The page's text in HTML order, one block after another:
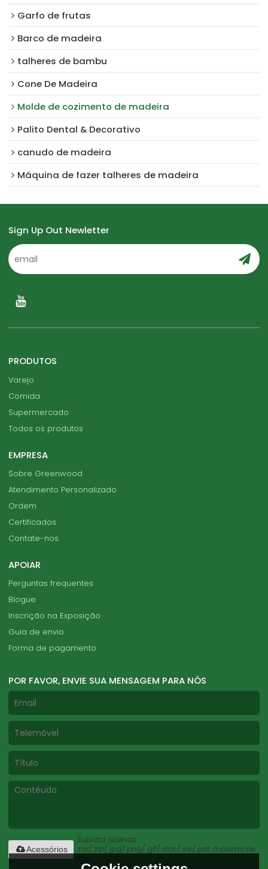
Garfo de frutas
Barco de madeira
talheres de bambu
Cone De Madeira
Molde de cozimento de madeira
Palito Dental & Decorativo
canudo de madeira
Máquina de fazer talheres de madeira
Sign Up Out Newletter
PRODUTOS
Varejo
Comida
Supermercado
Todos os produtos
EMPRESA
Sobre Greenwood
Atendimento Personalizado
Ordem
Certificados
Contate-nos
APOIAR
Perguntas frequentes
Blogue
Inscrição na Exposição
Guia de envio
Forma de pagamento
POR FAVOR, ENVIE SUA MENSAGEM PARA NÓS
Suporta apenas
.rar/.zip/.jpg/.png/.gif/.doc/.xls/.pdf, máximo de
Acessórios